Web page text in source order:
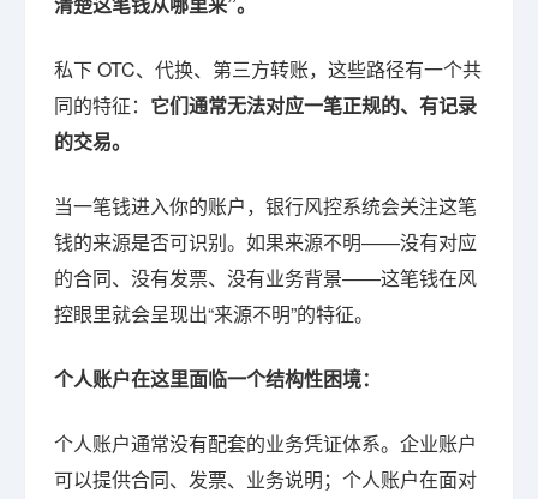
私下 OTC、代换、第三方转账，这些路径有一个共
同的特征： 它们通常无法对应一笔正规的、有记录
的交易。
当一笔钱进入你的账户，银行风控系统会关注这笔
钱的来源是否可识别。如果来源不明——没有对应
的合同、没有发票、没有业务背景——这笔钱在风
控眼里就会呈现出“来源不明”的特征。
个人账户在这里面临一个结构性困境：
个人账户通常没有配套的业务凭证体系。企业账户
可以提供合同、发票、业务说明；个人账户在面对